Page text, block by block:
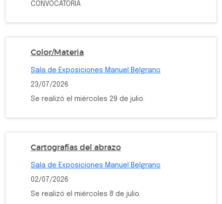
CONVOCATORIA
Color/Materia
Sala de Exposiciones Manuel Belgrano
23/07/2026
Se realizó el miércoles 29 de julio.
Cartografías del abrazo
Sala de Exposiciones Manuel Belgrano
02/07/2026
Se realizó el miércoles 8 de julio.